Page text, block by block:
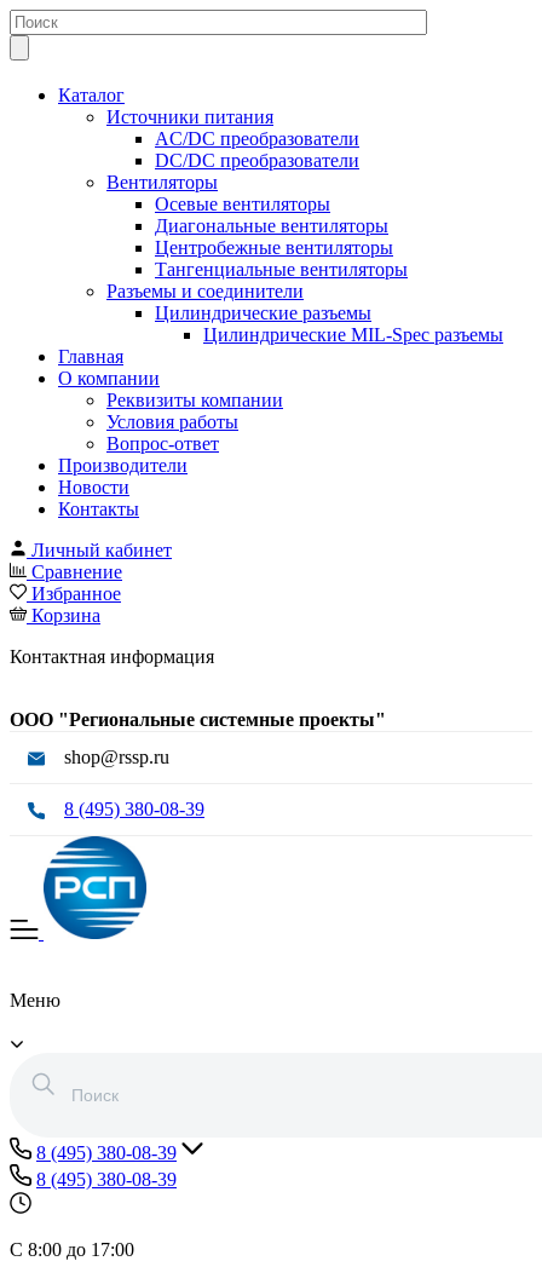
Каталог
Источники питания
AC/DC преобразователи
DC/DC преобразователи
Вентиляторы
Осевые вентиляторы
Диагональные вентиляторы
Центробежные вентиляторы
Тангенциальные вентиляторы
Разъемы и соединители
Цилиндрические разъемы
Цилиндрические MIL-Spec разъемы
Главная
О компании
Реквизиты компании
Условия работы
Вопрос-ответ
Производители
Новости
Контакты
Личный кабинет
Сравнение
Избранное
Корзина
Контактная информация
ООО "Региональные системные проекты"
shop@rssp.ru
8 (495) 380-08-39
Меню
8 (495) 380-08-39
8 (495) 380-08-39
С 8:00 до 17:00